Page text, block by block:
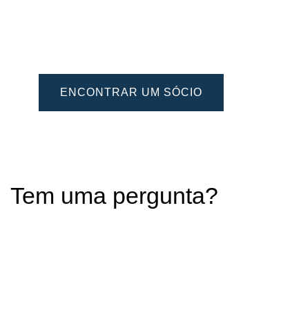
ENCONTRAR UM SÓCIO
Tem uma pergunta?